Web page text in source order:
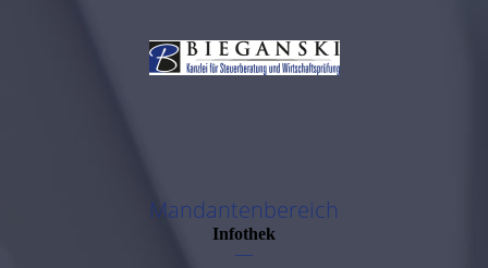
Mandantenbereich
Infothek
—